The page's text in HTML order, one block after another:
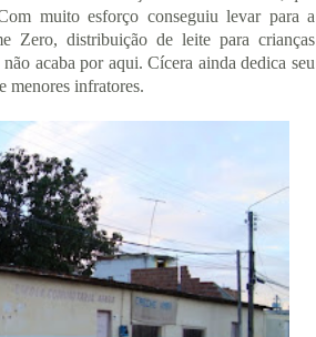
muito esforço conseguiu levar para a
Zero, distribuição de leite para crianças
acaba por aqui. Cícera ainda dedica seu
menores infratores.